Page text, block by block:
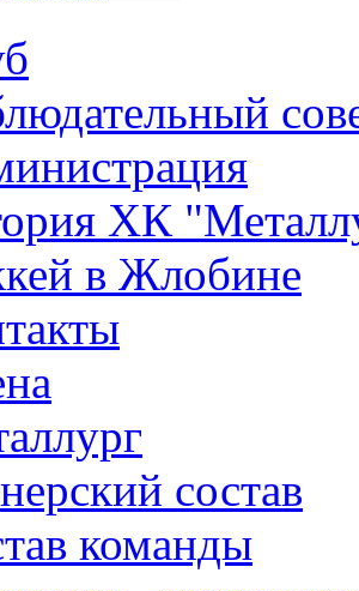
ХК
в Жлобине
состав
команды